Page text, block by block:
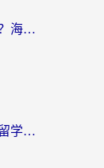
手机海外地区看视频限制怎么解决？海外党追剧看片的实用指南
在国外用什么加速器打第五人格？留学生亲测：这6个功能才是关键！